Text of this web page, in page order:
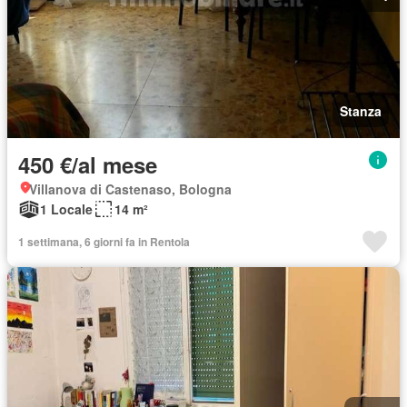
Stanza
450 €/al mese
Villanova di Castenaso, Bologna
1 Locale
14 m²
1 settimana, 6 giorni fa in Rentola